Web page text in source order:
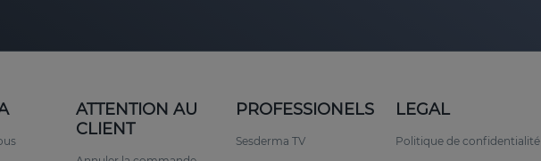
cutané et à renforcer la barrière cutanée.
pour soulager les rougeurs des peaux les plus délicates.
ATTENTION AU
CLIENT
PROFESSIONELS
Sesderma TV
LEGAL
Politique de confidentialité